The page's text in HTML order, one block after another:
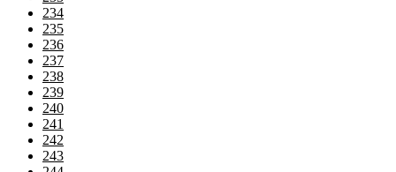
234
235
236
237
238
239
240
241
242
243